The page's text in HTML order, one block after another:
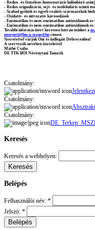
- Redox- és fémelem-homeosztázis különböző
- Redox szignalizáció, sejt- és molekuláris szintű
- Szabad gyökök és egyéb reaktív származékok
- Oxidatív- és nitrozatív károsodások
- Enzimatikus és nem-enzimatikus antioxidánsok
- Enzimatikus és nem-enzimatikus antioxidánsok
További információért keressen bátran minket a
poorpeti@bio.u-szeged.hucímen.
Szeretettel várjuk Önt és kollégáit Debrecenben!
A szervezők nevében tisztelettel:
Máthé Csaba
DE TTK BÖI Növénytani Tanszék
Csatolmány:
Csatolmány:
Csatolmány:
Keresés
Keresés a webhelyen:
Belépés
Felhasználói név: *
Jelszó: *